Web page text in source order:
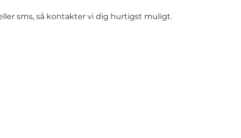
sms, så kontakter vi dig hurtigst muligt.